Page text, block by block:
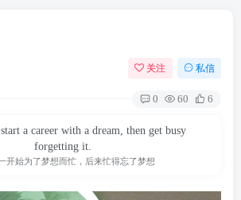
关注 私信
0 60 6
a career with a dream, then get busy
forgetting it.
开始为了梦想而忙，后来忙得忘了梦想